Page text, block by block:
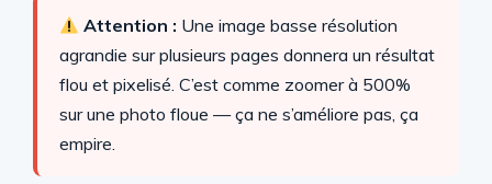
Attention : Une image basse résolution
agrandie sur plusieurs pages donnera un résultat
flou et pixelisé. C’est comme zoomer à 500%
sur une photo floue — ça ne s’améliore pas, ça
empire.